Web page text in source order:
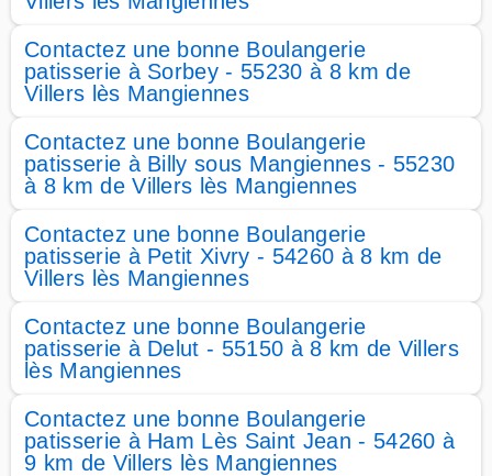
Contactez une bonne Boulangerie
patisserie à Sorbey - 55230 à 8 km de
Villers lès Mangiennes
Contactez une bonne Boulangerie
patisserie à Billy sous Mangiennes - 55230
à 8 km de Villers lès Mangiennes
Contactez une bonne Boulangerie
patisserie à Petit Xivry - 54260 à 8 km de
Villers lès Mangiennes
Contactez une bonne Boulangerie
patisserie à Delut - 55150 à 8 km de Villers
lès Mangiennes
Contactez une bonne Boulangerie
patisserie à Ham Lès Saint Jean - 54260 à
9 km de Villers lès Mangiennes